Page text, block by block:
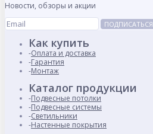
Новости, обзоры и акции
ПОДПИСАТЬСЯ
Как купить
Оплата и доставка
Гарантия
Монтаж
Каталог продукции
Подвесные потолки
Подвесные системы
Светильники
Настенные покрытия